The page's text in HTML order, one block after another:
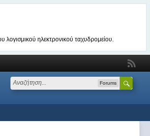
λογισμικού ηλεκτρονικού ταχυδρομείου.
Forums